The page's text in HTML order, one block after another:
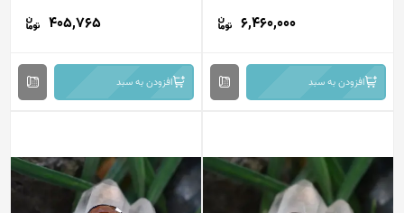
6,460,000
افزودن به سبد
405,765
افزودن به سبد